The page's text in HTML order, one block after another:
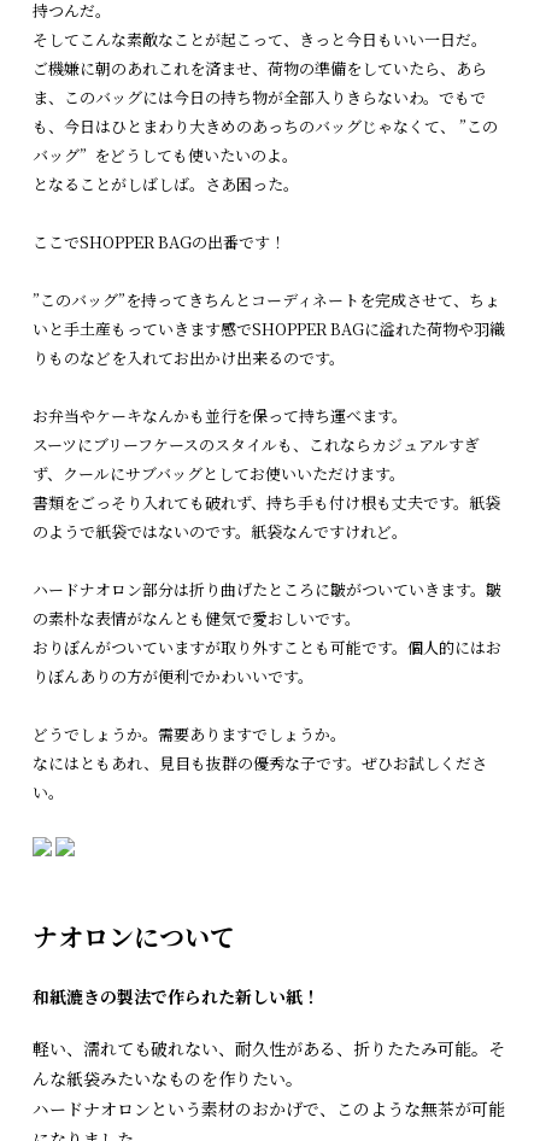
持つんだ。
そしてこんな素敵なことが起こって、きっと今日もいい一日だ。
ご機嫌に朝のあれこれを済ませ、荷物の準備をしていたら、あら
ま、このバッグには今日の持ち物が全部入りきらないわ。でもで
も、今日はひとまわり大きめのあっちのバッグじゃなくて、 ”この
バッグ” をどうしても使いたいのよ。
となることがしばしば。さあ困った。
ここでSHOPPER BAGの出番です！
”このバッグ”を持ってきちんとコーディネートを完成させて、ちょ
いと手土産もっていきます感でSHOPPER BAGに溢れた荷物や羽織
りものなどを入れてお出かけ出来るのです。
お弁当やケーキなんかも並行を保って持ち運べます。
スーツにブリーフケースのスタイルも、これならカジュアルすぎ
ず、クールにサブバッグとしてお使いいただけます。
書類をごっそり入れても破れず、持ち手も付け根も丈夫です。紙袋
のようで紙袋ではないのです。紙袋なんですけれど。
ハードナオロン部分は折り曲げたところに皺がついていきます。皺
の素朴な表情がなんとも健気で愛おしいです。
おりぼんがついていますが取り外すことも可能です。個人的にはお
りぼんありの方が便利でかわいいです。
どうでしょうか。需要ありますでしょうか。
なにはともあれ、見目も抜群の優秀な子です。ぜひお試しくださ
い。
ナオロンについて
和紙漉きの製法で作られた新しい紙！
軽い、濡れても破れない、耐久性がある、折りたたみ可能。そ
んな紙袋みたいなものを作りたい。
ハードナオロンという素材のおかげで、このような無茶が可能